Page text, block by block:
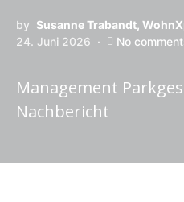
by Susanne Trabandt,
24. Juni 2026
No
Management
Nachbericht